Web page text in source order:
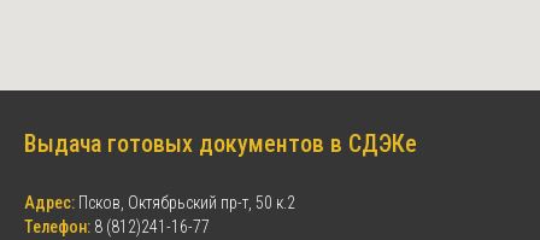
Выдача готовых документов в СДЭКе
Адрес: Псков, Октябрьский пр-т, 50 к.2
Телефон: 8 (812)241-16-77